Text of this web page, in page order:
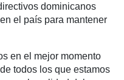
dominicanos
el país para mantener
en el mejor momento
todos los que estamos